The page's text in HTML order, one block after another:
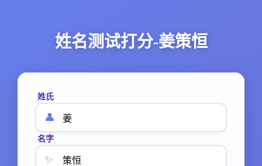
姓名测试打分-姜策恒
姓氏
👤
名字
✨